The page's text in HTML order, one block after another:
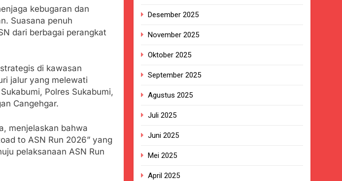
Rp 31 Miliar
Bantu Lansia dengan Kursi Roda, Warga Haru dan Bersyukur
Penerima Program Makan Bergizi Gratis
Pekan Ini, Integrasi Data MBG Hampir Rampung
Yani Tetap Bersih, Pemkot Sukabumi Perkuat Penataan Pedagang
di Cibadak, PDIP Tegaskan ASI adalah Investasi Peradaban dan
Koordinasikan dan Berangkatkan Empat Korban Kebakaran KMP Mutiara
kebugaran dan
Suasana penuh
dari berbagai perangkat
di kawasan
jalur yang melewati
Polres Sukabumi,
Cangehgar.
menjelaskan bahwa
to ASN Run 2026” yang
pelaksanaan ASN Run
Desember 2025
November 2025
Oktober 2025
September 2025
Agustus 2025
Juli 2025
Juni 2025
Mei 2025
April 2025